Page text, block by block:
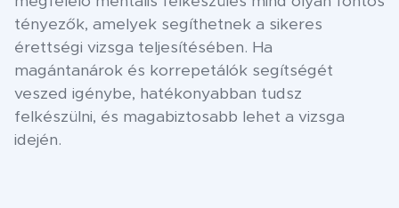
tényezők, amelyek segíthetnek a sikeres
érettségi vizsga teljesítésében. Ha
magántanárok és korrepetálók segítségét
veszed igénybe, hatékonyabban tudsz
felkészülni, és magabiztosabb lehet a vizsga
idején.